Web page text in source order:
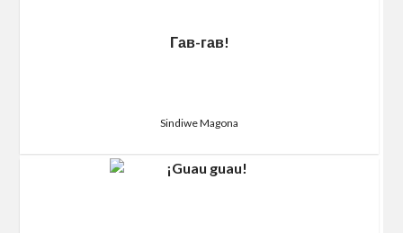
Гав-гав!
Sindiwe Magona